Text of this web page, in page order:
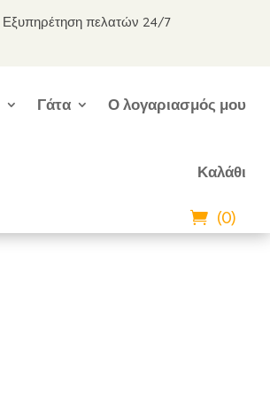
Εξυπηρέτηση πελατών 24/7
Γάτα Ο λογαριασμός μου
Καλάθι
(0)